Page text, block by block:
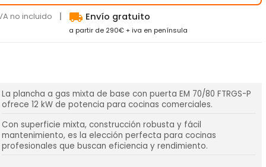
no incluido local_shipping Envío gratuito
a partir de 290€ + iva en península
La plancha a gas mixta de base con puerta EM 70/80 FTRGS-P
ofrece 12 kW de potencia para cocinas comerciales.
Con superficie mixta, construcción robusta y fácil
mantenimiento, es la elección perfecta para cocinas
profesionales que buscan eficiencia y rendimiento.